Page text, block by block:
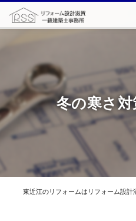
冬の寒さ